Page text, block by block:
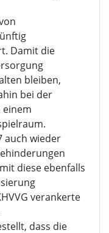
Damit die
bleiben,
bei der
auch wieder
diese ebenfalls
verankerte
dass die